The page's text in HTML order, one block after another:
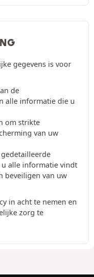
gegevens is voor
de
alle informatie die u
om strikte
van uw
alle informatie vindt
beveiligen van uw
in acht te nemen en
zorg te